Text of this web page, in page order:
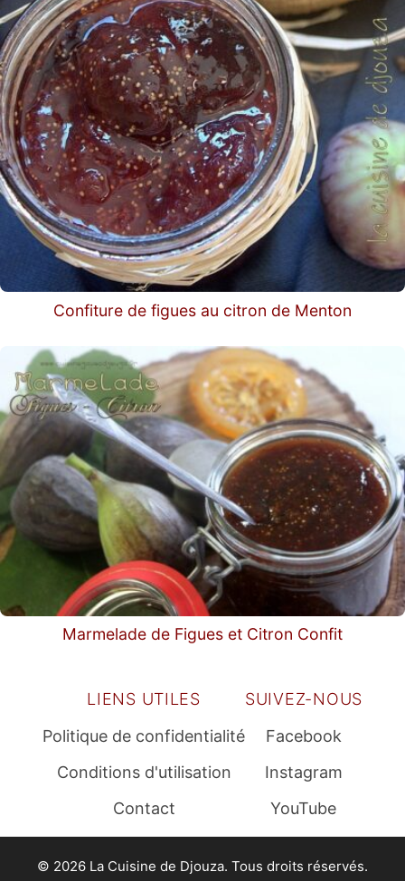
Confiture de figues au citron de Menton
Marmelade de Figues et Citron Confit
LIENS UTILES
Politique de confidentialité
Conditions d'utilisation
Contact
SUIVEZ-NOUS
Facebook
Instagram
YouTube
© 2026 La Cuisine de Djouza. Tous droits réservés.